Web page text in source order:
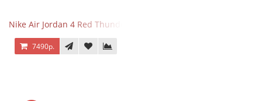
Nike Air Jordan 4 Red Thunder
7490р.